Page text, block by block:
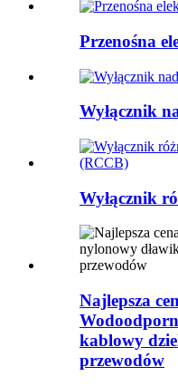
Przenośna
Wyłącznik
Wyłącznik
Najlepsza
kablowy
przewodów